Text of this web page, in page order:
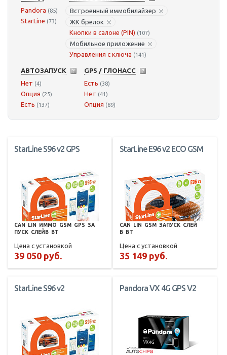
Pandora (85)
StarLine (73)
Встроенный иммобилайзер
ЖК брелок
Кнопки в салоне (PIN) (107)
Мобильное приложение
Управления с ключа (141)
АВТОЗАПУСК
Нет (4)
Опция (25)
Есть (137)
GPS / ГЛОНАСС
Есть (38)
Нет (41)
Опция (89)
StarLine S96 v2 GPS
CAN LIN ИММО GSM GPS ЗА
ПУСК СЛЕЙВ BT
Цена с установкой
39 050 руб.
StarLine E96 v2 ECO GSM
CAN LIN GSM ЗАПУСК СЛЕЙ
В
BT
Цена с установкой
35 149 руб.
StarLine S96 v2 Pandora VX 4G GPS V2